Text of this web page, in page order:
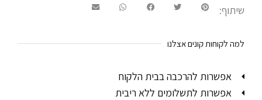
שיתוף:
למה לקוחות קונים אצלנו
אפשרות להרכבה בבית הלקוח
אפשרות לתשלומים ללא ריבית